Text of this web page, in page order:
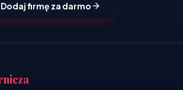
Dodaj firmę za darmo